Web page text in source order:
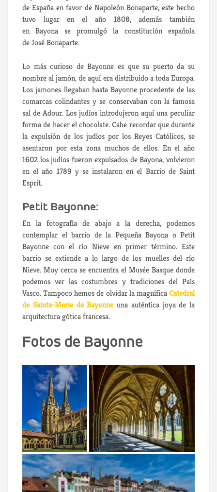
de España en favor de Napoleón Bonaparte, este hecho
tuvo lugar en el año 1808, además también
en Bayona se promulgó la constitución española
de José Bonaparte.
Lo más curioso de Bayonne es que su puerto da su
nombre al jamón, de aquí era distribuido a toda Europa.
Los jamones llegaban hasta Bayonne procedente de las
comarcas colindantes y se conservaban con la famosa
sal de Adour. Los judíos introdujeron aquí una peculiar
forma de hacer el chocolate. Cabe recordar que durante
la expulsión de los judíos por los Reyes Católicos, se
asentaron por esta zona muchos de ellos. En el año
1602 los judíos fueron expulsados de Bayona, volvieron
en el año 1789 y se instalaron en el Barrio de Saint
Esprit.
Petit Bayonne:
En la fotografía de abajo a la derecha, podemos
contemplar el barrio de la Pequeña Bayona o Petit
Bayonne con el río Nieve en primer término. Este
barrio se extiende a lo largo de los muelles del río
Nieve. Muy cerca se encuentra el Musée Basque donde
podemos ver las costumbres y tradiciones del País
Vasco. Tampoco hemos de olvidar la magníficaCatedral
de Sainte-Marie de Bayonneuna auténtica joya de la
arquitectura gótica francesa.
Fotos de Bayonne